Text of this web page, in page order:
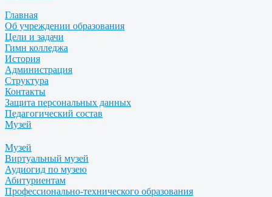
Главная
Об учреждении образования
Цели и задачи
Гимн колледжа
История
Администрация
Структура
Контакты
Защита персональных данных
Педагогический состав
Музей
Музей
Виртуальный музей
Аудиогид по музею
Абитуриентам
Профессионально-технического образования